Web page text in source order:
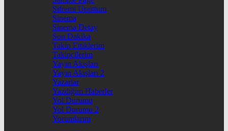
Şifremi Unuttum
Sinema
Sinema Detay
Son Dakika
Takip Ettiklerim
Takipçilerim
Yayın Akışları
Yayın Akışları 2
Yazarlar
Yazdığım Haberler
Yol Durumu
Yol Durumu 2
Yorumlarım